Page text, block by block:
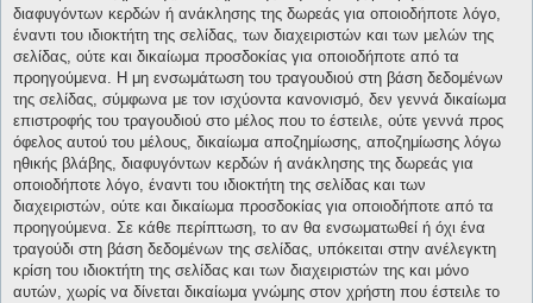
διαφυγόντων κερδών ή ανάκλησης της δωρεάς για οποιοδήποτε λόγο,
έναντι του ιδιοκτήτη της σελίδας, των διαχειριστών και των μελών της
σελίδας, ούτε και δικαίωμα προσδοκίας για οποιοδήποτε από τα
προηγούμενα. Η μη ενσωμάτωση του τραγουδιού στη βάση δεδομένων
της σελίδας, σύμφωνα με τον ισχύοντα κανονισμό, δεν γεννά δικαίωμα
επιστροφής του τραγουδιού στο μέλος που το έστειλε, ούτε γεννά προς
όφελος αυτού του μέλους, δικαίωμα αποζημίωσης, αποζημίωσης λόγω
ηθικής βλάβης, διαφυγόντων κερδών ή ανάκλησης της δωρεάς για
οποιοδήποτε λόγο, έναντι του ιδιοκτήτη της σελίδας και των
διαχειριστών, ούτε και δικαίωμα προσδοκίας για οποιοδήποτε από τα
προηγούμενα. Σε κάθε περίπτωση, το αν θα ενσωματωθεί ή όχι ένα
τραγούδι στη βάση δεδομένων της σελίδας, υπόκειται στην ανέλεγκτη
κρίση του ιδιοκτήτη της σελίδας και των διαχειριστών της και μόνο
αυτών, χωρίς να δίνεται δικαίωμα γνώμης στον χρήστη που έστειλε το